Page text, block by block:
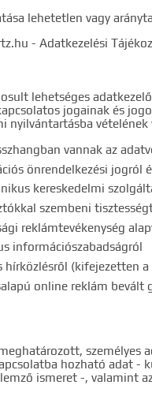
lehetetlen vagy
- Adatkezelési
lehetséges
jogainak és
nyilvántartásba
vannak az
önrendelkezési
kereskedelmi
szembeni
reklámtevékenység
információszabadságról
hírközlésről (kifejezetten a
online reklám bevált
személyes
hozható adat -
ismeret -, valamint